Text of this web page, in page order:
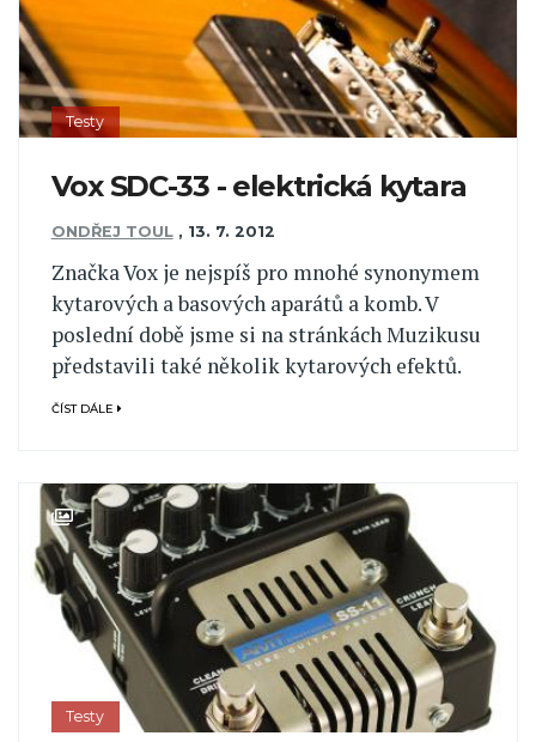
Testy
Vox SDC-33 - elektrická kytara
ONDŘEJ TOUL , 13. 7. 2012
Značka Vox je nejspíš pro mnohé synonymem
kytarových a basových aparátů a komb. V
poslední době jsme si na stránkách Muzikusu
představili také několik kytarových efektů.
ČÍST DÁLE
Testy